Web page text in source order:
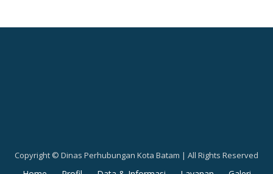
Copyright © Dinas Perhubungan Kota Batam | All Rights Reserved